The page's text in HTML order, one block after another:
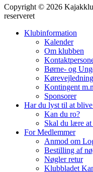
Copyright © 2026
reserveret
Klubinformation
Kalender
Om klubben
Børne- og
Kørevejledning
Kontingent
Sponsorer
Har du lyst til at
Kan du ro?
Skal du lære at
For Medlemmer
Anmod om
Bestilling af
Nøgler retur
Klubbladet